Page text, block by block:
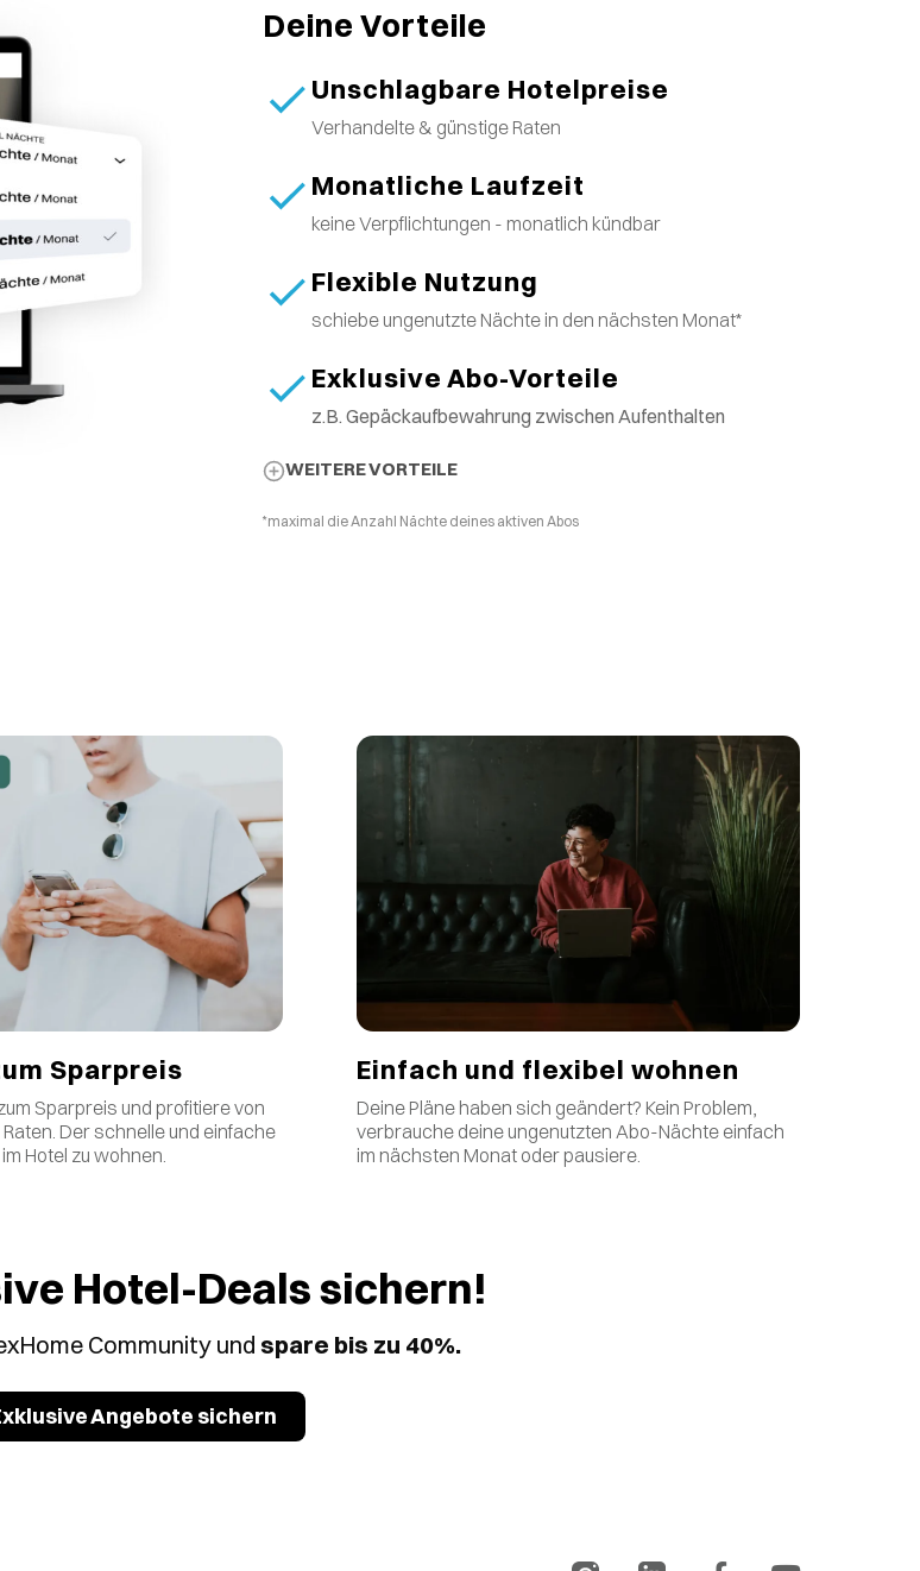
Deine Vorteile
Unschlagbare Hotelpreise
Verhandelte & günstige Raten
Monatliche Laufzeit
keine Verpflichtungen - monatlich kündbar
Flexible Nutzung
schiebe ungenutzte Nächte in den nächsten Monat*
Exklusive Abo-Vorteile
z.B. Gepäckaufbewahrung zwischen Aufenthalten
WEITERE VORTEILE
*maximal die Anzahl Nächte deines aktiven Abos
Sparpreis
Sparpreis und profitiere von
Der schnelle und einfache
Hotel zu wohnen.
Einfach und flexibel wohnen
Deine Pläne haben sich geändert? Kein Problem,
verbrauche deine ungenutzten Abo-Nächte einfach
im nächsten Monat oder pausiere.
Hotel-Dealssichern!
Community undspare bis zu 40%.
Angebote sichern